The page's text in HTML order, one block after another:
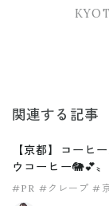
関連する記事
【京都】コーヒ
ウコーヒー🐘💕〟
#PR #クレープ #